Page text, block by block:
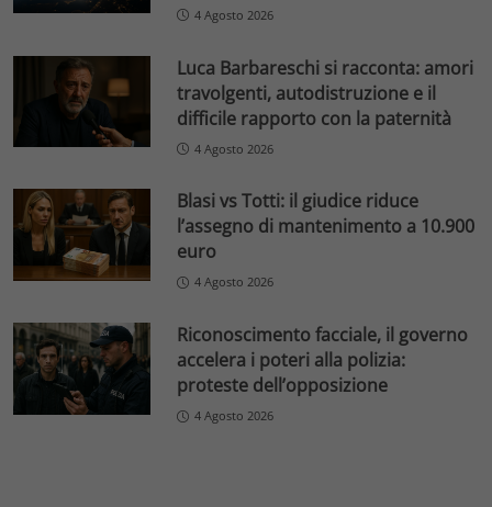
4 Agosto 2026
Luca Barbareschi si racconta: amori
travolgenti, autodistruzione e il
difficile rapporto con la paternità
4 Agosto 2026
Blasi vs Totti: il giudice riduce
l’assegno di mantenimento a 10.900
euro
4 Agosto 2026
Riconoscimento facciale, il governo
accelera i poteri alla polizia:
proteste dell’opposizione
4 Agosto 2026